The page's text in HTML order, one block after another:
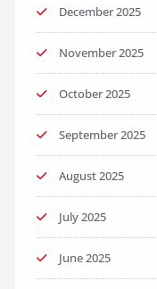
December 2025
November 2025
October 2025
September 2025
August 2025
July 2025
June 2025